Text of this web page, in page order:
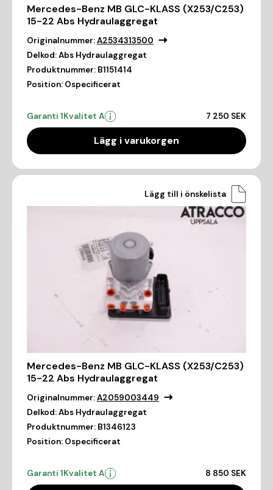
Mercedes-Benz MB GLC-KLASS (X253/C253)
15-22 Abs Hydraulaggregat
Originalnummer:A2534313500
Delkod:Abs Hydraulaggregat
Produktnummer: B1151414
Position: Ospecificerat
Garanti 1Kvalitet A 7 250 SEK
Lägg i varukorgen
Lägg till i önskelista
Mercedes-Benz MB GLC-KLASS (X253/C253)
15-22 Abs Hydraulaggregat
Originalnummer:A2059003449
Delkod:Abs Hydraulaggregat
Produktnummer: B1346123
Position: Ospecificerat
Garanti 1Kvalitet A 8 850 SEK